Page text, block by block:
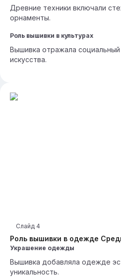
Древние техники включали
орнаменты.
Роль вышивки в культурах
Вышивка отражала
искусства.
Роль вышивки в одежде
Слайд 4
Украшение одежды
Вышивка добавляла одежде
уникальность.